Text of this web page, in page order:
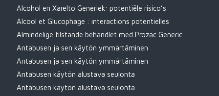
Alcohol en Xarelto Generiek: potentiële risico’s
Alcool et Glucophage : interactions potentielles
Almindelige tilstande behandlet med Prozac Generic
Antabusen ja sen käytön ymmärtäminen
Antabusen ja sen käytön ymmärtäminen
Antabusen käytön alustava seulonta
Antabusen käytön alustava seulonta